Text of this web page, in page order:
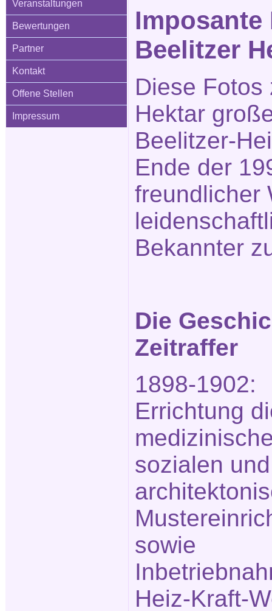
Veranstaltungen
Bewertungen
Partner
Kontakt
Offene Stellen
Impressum
Imposante
Beelitzer
Diese
Hektar
Beelitzer-
Ende der
freundlicher
Bekannter
Die
Zeitraffer
1898-1902:
Errichtung
sozialen und
sowie
Heiz-Kraft-